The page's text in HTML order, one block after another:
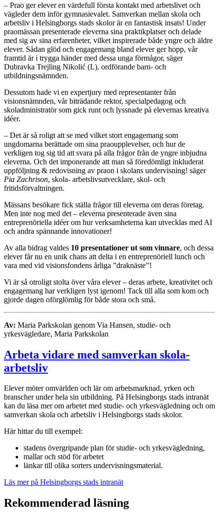
– Prao ger elever en värdefull första kontakt med arbetslivet och
vägleder dem inför gymnasievalet. Samverkan mellan skola och
arbetsliv i Helsingborgs stads skolor är en fantastisk insats! Under
praomässan presenterade eleverna sina praktikplatser och delade
med sig av sina erfarenheter, vilket inspirerade både yngre och äldre
elever. Sådan glöd och engagemang bland elever ger hopp, vår
framtid är i trygga händer med dessa unga förmågor, säger
Dubravka Trejling Nikolić (L), ordförande barn- och
utbildningsnämnden.
Dessutom hade vi en expertjury med representanter från
visionsnämnden, vår biträdande rektor, specialpedagog och
skoladministratör som gick runt och lyssnade på elevernas kreativa
idéer.
– Det är så roligt att se med vilket stort engagemang som
ungdomarna berättade om sina praoupplevelser, och hur de
verkligen tog sig tid att svara på alla frågor från de yngre inbjudna
eleverna. Och det imponerande att man så föredömligt inkluderat
uppföljning & redovisning av praon i skolans undervisning! säger
Pia Zachrison, skola- arbetslivsutvecklare, skol- och
fritidsförvaltningen.
Mässans besökare fick ställa frågor till eleverna om deras företag.
Men inte nog med det – eleverna presenterade även sina
entreprenöriella idéer om hur verksamheterna kan utvecklas med AI
och andra spännande innovationer!
Av alla bidrag valdes 10 presentationer ut som vinnare, och dessa
elever får nu en unik chans att delta i en entreprenöriell lunch och
vara med vid visionsfondens årliga ”draknäste”!
Vi är så otroligt stolta över våra elever – deras arbete, kreativitet och
engagemang har verkligen lyst igenom! Tack till alla som kom och
gjorde dagen oförglömlig för både stora och små.
Av: Maria Parkskolan genom Via Hansen, studie- och
yrkesvägledare, Maria Parkskolan
Arbeta vidare med samverkan skola-
arbetsliv
Elever möter omvärlden och lär om arbetsmarknad, yrken och
branscher under hela sin utbildning. På Helsingborgs stads intranät
kan du läsa mer om arbetet med studie- och yrkesvägledning och om
samverkan skola och arbetsliv i Helsingborgs stads skolor.
Här hittar du till exempel:
stadens övergripande plan för studie- och yrkesvägledning,
mallar och stöd för arbetet
länkar till olika sorters undervisningsmaterial.
Läs mer på Helsingborgs stads intranät
Rekommenderad läsning